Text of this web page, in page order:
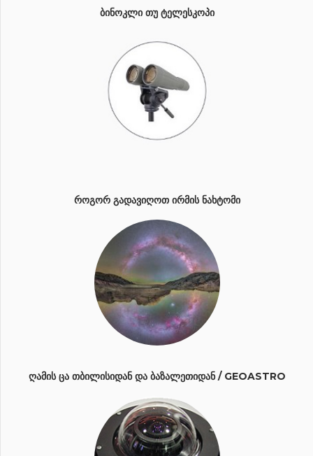
ᲑᲘᲜᲝᲙᲚᲘ ᲗᲣ ᲢᲔᲚᲔᲡᲙᲝᲞᲘ
ᲠᲝᲒᲝᲠ ᲒᲐᲓᲐᲕᲘᲦᲝᲗ ᲘᲠᲛᲘᲡ ᲜᲐᲮᲢᲝᲛᲘ
ᲦᲐᲛᲘᲡ ᲪᲐ ᲗᲑᲘᲚᲘᲡᲘᲓᲐᲜ ᲓᲐ ᲑᲐᲖᲐᲚᲔᲗᲘᲓᲐᲜ / GEOASTRO